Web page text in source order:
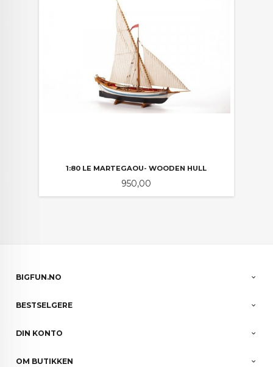
1:80 LE MARTEGAOU- WOODEN HULL
Pris
950,00
BIGFUN.NO
BESTSELGERE
DIN KONTO
OM BUTIKKEN